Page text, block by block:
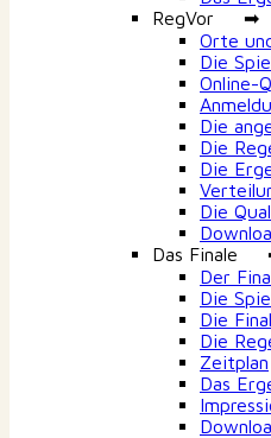
RegVor ➡
Orte
Die
Online-
Die
Die
Die
Die
Das Finale
Der
Die
Die
Die
Zeitplan
Das